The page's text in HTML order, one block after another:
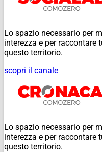
Lo spazio necessario per
interezza e per
questo territorio.
scopri il canale
Lo spazio necessario per
interezza e per
questo territorio.